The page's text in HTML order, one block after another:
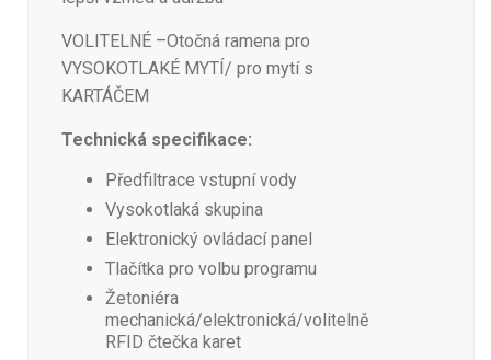
VOLITELNÉ –Otočná ramena pro
VYSOKOTLAKÉ MYTÍ/ pro mytí s
KARTÁČEM
Technická specifikace:
Předfiltrace vstupní vody
Vysokotlaká skupina
Elektronický ovládací panel
Tlačítka pro volbu programu
Žetoniéra
mechanická/elektronická/volitelně
RFID čtečka karet